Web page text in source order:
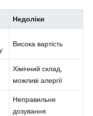
Недоліки
Висока вартість
Хімічний склад,
можливі алергії
Неправильне
дозування